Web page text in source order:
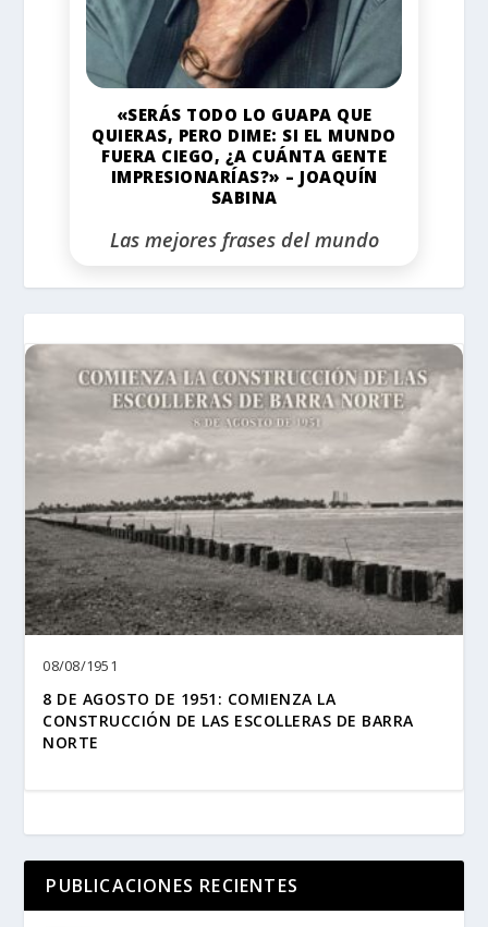
«SERÁS TODO LO GUAPA QUE
QUIERAS, PERO DIME: SI EL MUNDO
FUERA CIEGO, ¿A CUÁNTA GENTE
IMPRESIONARÍAS?» – JOAQUÍN
SABINA
Las mejores frases del mundo
08/08/1951
8 DE AGOSTO DE 1951: COMIENZA LA
CONSTRUCCIÓN DE LAS ESCOLLERAS DE BARRA
NORTE
PUBLICACIONES RECIENTES